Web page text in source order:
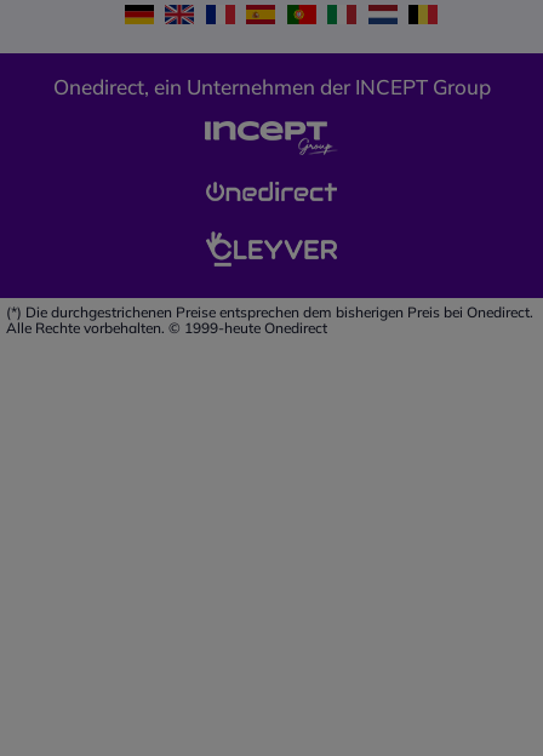
Onedirect, ein Unternehmen der INCEPT Group
(*) Die durchgestrichenen Preise entsprechen dem bisherigen Preis bei Onedirect.
Alle Rechte vorbehalten. © 1999-heute Onedirect